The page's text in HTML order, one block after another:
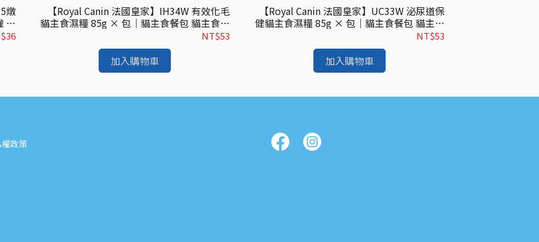
燉
零
用
【Royal Canin 法國皇家】IH34W 有效化毛
貓主食濕糧 85g × 包｜貓主食餐包 貓主食罐
皇家貓濕糧｜歐洲進口
NT$53
加入購物車
【Royal Canin 法國皇家】UC33W 泌尿道保
健貓主食濕糧 85g × 包｜貓主食餐包 貓主食
罐 皇家貓濕糧｜歐洲進口
NT$53
加入購物車
政策